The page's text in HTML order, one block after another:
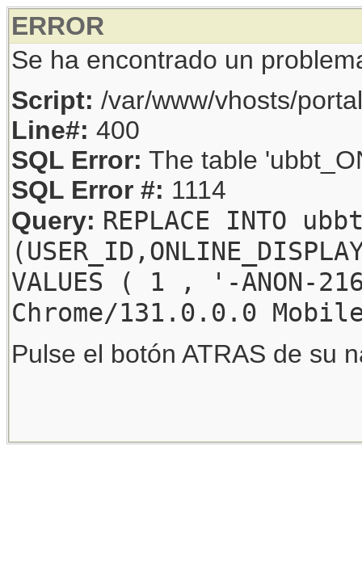
ERROR
Se ha encontrado un
Script: /var/www/vhosts/
Line#: 400
SQL Error: The table
SQL Error #: 1114
Query: REPLACE INTO
VALUES ( 1 , '-
Chrome/131.0.0.0
Pulse el botón ATRAS de su